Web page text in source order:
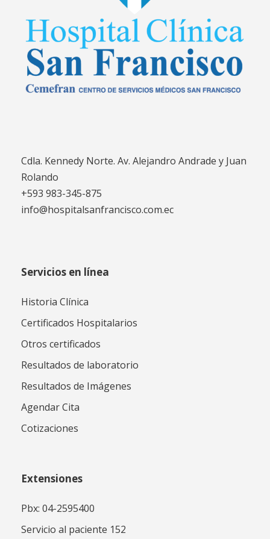
Cdla. Kennedy Norte. Av. Alejandro Andrade y Juan
Rolando
+593 983-345-875
info@hospitalsanfrancisco.com.ec
Servicios en línea
Historia Clínica
Certificados Hospitalarios
Otros certificados
Resultados de laboratorio
Resultados de Imágenes
Agendar Cita
Cotizaciones
Extensiones
Pbx: 04-2595400
Servicio al paciente 152